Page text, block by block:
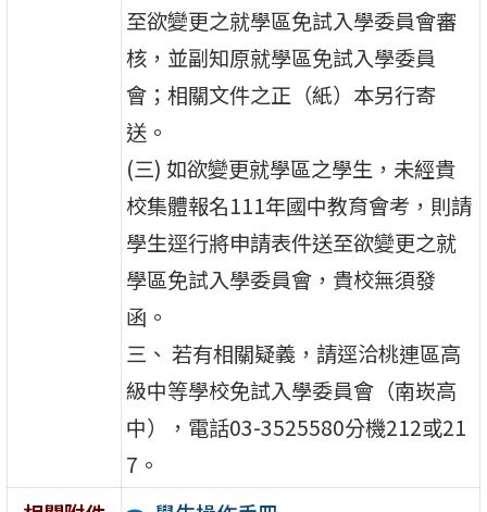
至欲變更之就學區免試入學委員會審
核，並副知原就學區免試入學委員
會；相關文件之正（紙）本另行寄
送。
(三) 如欲變更就學區之學生，未經貴
校集體報名111年國中教育會考，則請
學生逕行將申請表件送至欲變更之就
學區免試入學委員會，貴校無須發
函。
三、 若有相關疑義，請逕洽桃連區高
級中等學校免試入學委員會（南崁高
中），電話03-3525580分機212或21
7。